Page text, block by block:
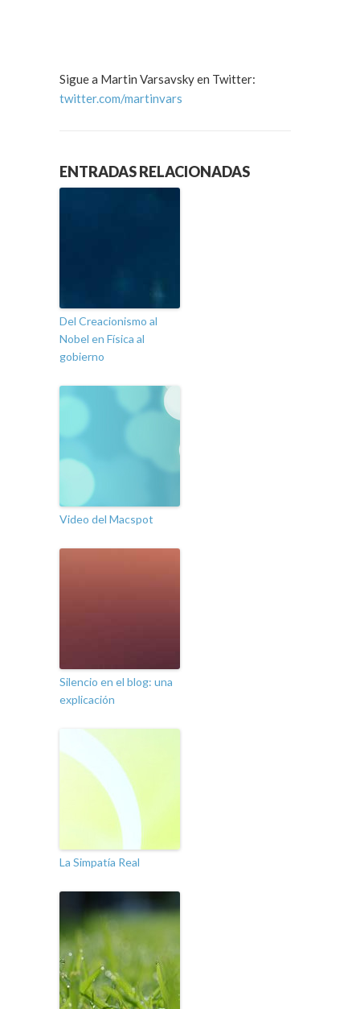
Sigue a Martin Varsavsky en Twitter:
twitter.com/martinvars
ENTRADAS RELACIONADAS
Del Creacionismo al
Nobel en Física al
gobierno
Video del Macspot
Silencio en el blog: una
explicación
La Simpatía Real